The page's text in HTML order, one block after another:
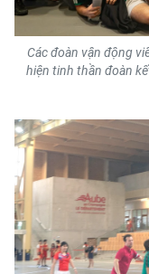
Media Môi
Ảnh
TIN MỚI
TIN ĐỊA PHƯƠNG
Trung du và
Các đoàn vận động
hiện tinh thần đoàn